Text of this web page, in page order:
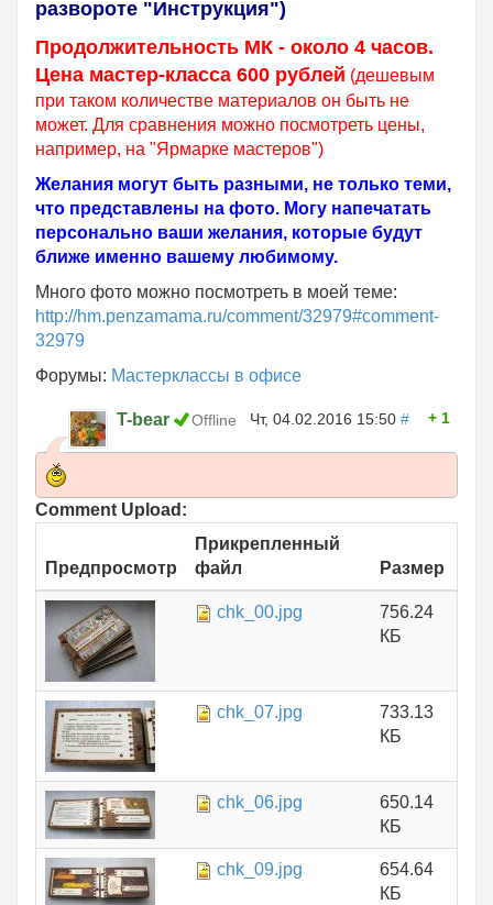
развороте "Инструкция")
Продолжительность МК - около 4 часов.
Цена мастер-класса 600 рублей (дешевым
при таком количестве материалов он быть не
может. Для сравнения можно посмотреть цены,
например, на "Ярмарке мастеров")
Желания могут быть разными, не только теми,
что представлены на фото. Могу напечатать
персонально ваши желания, которые будут
ближе именно вашему любимому.
Много фото можно посмотреть в моей теме:
http://hm.penzamama.ru/comment/32979#comment-
32979
Форумы: Мастерклассы в офисе
T-bear Offline Чт, 04.02.2016 15:50 # 1
Comment Upload:
Предпросмотр
Прикрепленный
файл
Размер
chk_00.jpg
756.24
КБ
chk_07.jpg
733.13
КБ
chk_06.jpg
650.14
КБ
chk_09.jpg
654.64
КБ